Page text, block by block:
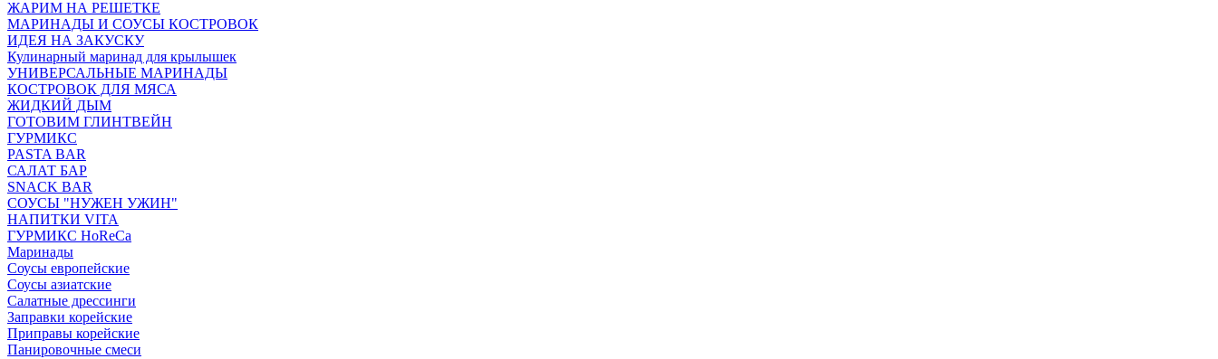
ЖАРИМ НА РЕШЕТКЕ
МАРИНАДЫ И СОУСЫ КОСТРОВОК
ИДЕЯ НА ЗАКУСКУ
Кулинарный маринад для крылышек
УНИВЕРСАЛЬНЫЕ МАРИНАДЫ
КОСТРОВОК ДЛЯ МЯСА
ЖИДКИЙ ДЫМ
ГОТОВИМ ГЛИНТВЕЙН
ГУРМИКС
PASTA BAR
САЛАТ БАР
SNACK BAR
СОУСЫ "НУЖЕН УЖИН"
НАПИТКИ VITA
ГУРМИКС HoReCa
Маринады
Соусы европейские
Соуcы азиатские
Салатные дрессинги
Заправки корейские
Приправы корейские
Панировочные смеси